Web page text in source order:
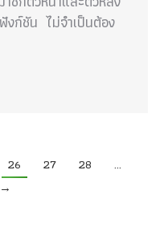
ก์ชัน ไม่จำเป็นต้อง
26 27 28
…
→